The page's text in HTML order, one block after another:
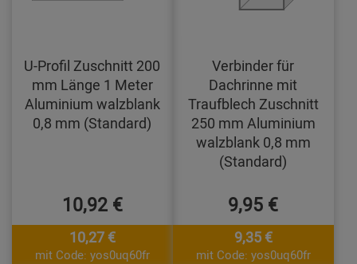
U-Profil Zuschnitt 200
mm Länge 1 Meter
Aluminium walzblank
0,8 mm (Standard)
10,92 €
10,27 €
mit Code: yos0uq60fr
Verbinder für
Dachrinne mit
Traufblech Zuschnitt
250 mm Aluminium
walzblank 0,8 mm
(Standard)
9,95 €
9,35 €
mit Code: yos0uq60fr